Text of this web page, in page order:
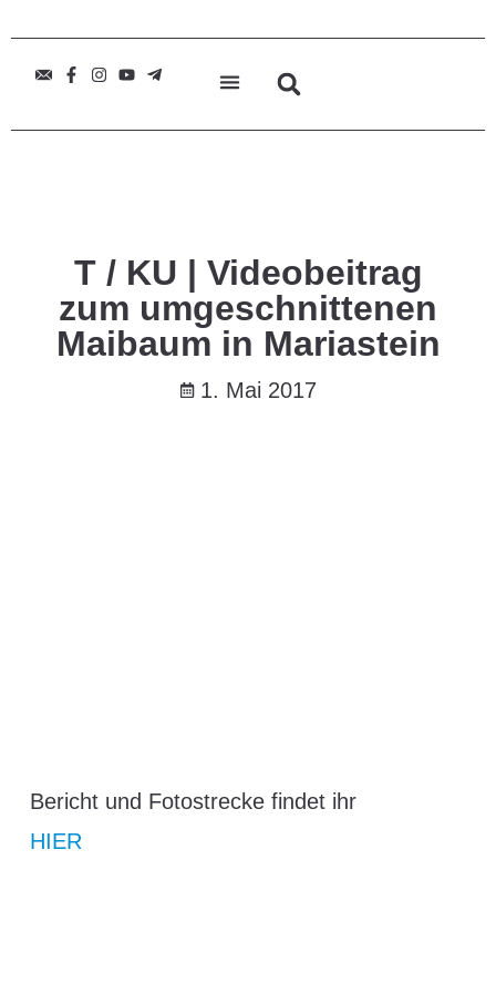
T / KU | Videobeitrag
zum umgeschnittenen
Maibaum in Mariastein
1. Mai 2017
Bericht und Fotostrecke findet ihr
HIER